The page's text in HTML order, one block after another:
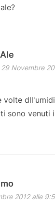
Ale
29 Novembre
volte
sono venuti i
2012 alle